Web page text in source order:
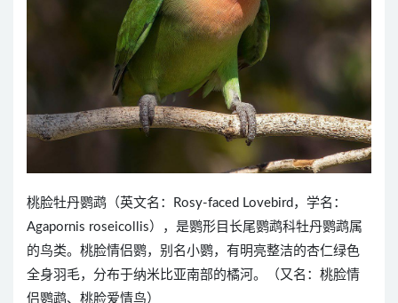
桃脸牡丹鹦鹉（英文名：Rosy-faced Lovebird，学名：
Agapornis roseicollis），是鹦形目长尾鹦鹉科牡丹鹦鹉属
的鸟类。桃脸情侣鹦，别名小鹦，有明亮整洁的杏仁绿色
全身羽毛，分布于纳米比亚南部的橘河。（又名：桃脸情
侣鹦鹉、桃脸爱情鸟）